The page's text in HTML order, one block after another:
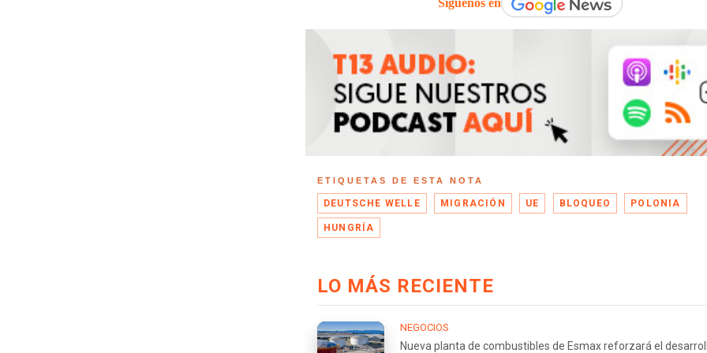
ETIQUETAS DE ESTA NOTA
DEUTSCHE WELLE MIGRACIÓN UE BLOQUEO POLONIA
HUNGRÍA
LO MÁS RECIENTE
NEGOCIOS
Nueva planta de combustibles de Esmax reforzará el